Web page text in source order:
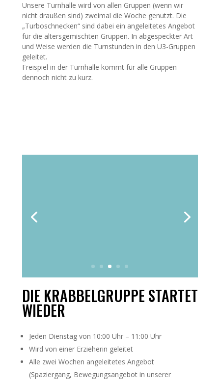
Unsere Turnhalle wird von allen Gruppen (wenn wir
nicht draußen sind) zweimal die Woche genutzt. Die
„Turboschnecken“ sind dabei ein angeleitetes Angebot
für die altersgemischten Gruppen. In abgespeckter Art
und Weise werden die Turnstunden in den U3-Gruppen
geleitet.
Freispiel in der Turnhalle kommt für alle Gruppen
dennoch nicht zu kurz.
DIE KRABBELGRUPPE STARTET
WIEDER
Jeden Dienstag von 10:00 Uhr – 11:00 Uhr
Wird von einer Erzieherin geleitet
Alle zwei Wochen angeleitetes Angebot
(Spaziergang, Bewegungsangebot in unserer